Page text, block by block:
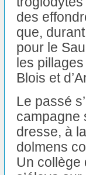
des
que,
pour le
les
Blois et
Le passé
campagne
dresse, à
dolmens
Un collège